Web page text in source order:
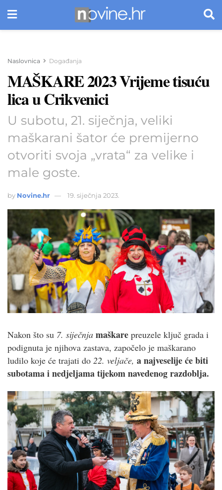
Naslovnica Događanja
MAŠKARE 2023 Vrijeme tisuću
lica u Crikvenici
U subotu, 21. siječnja, veliki
maškarani šator će premijerno
otvoriti svoja „vrata“ za velike i
male goste.
by Novine.hr 19. siječnja 2023.
Nakon što su 7. siječnja maškare preuzele ključ grada i
podignuta je njihova zastava, započelo je maškarano
ludilo koje će trajati do 22. veljače, a najveselije će biti
subotama i nedjeljama tijekom navedenog razdoblja.